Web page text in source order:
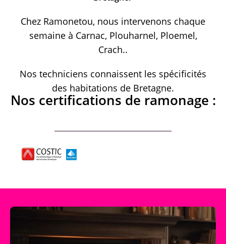
Chez Ramonetou, nous intervenons chaque
semaine à Carnac, Plouharnel, Ploemel,
Crach..
Nos techniciens connaissent les spécificités
des habitations de Bretagne.
Nos certifications de ramonage :